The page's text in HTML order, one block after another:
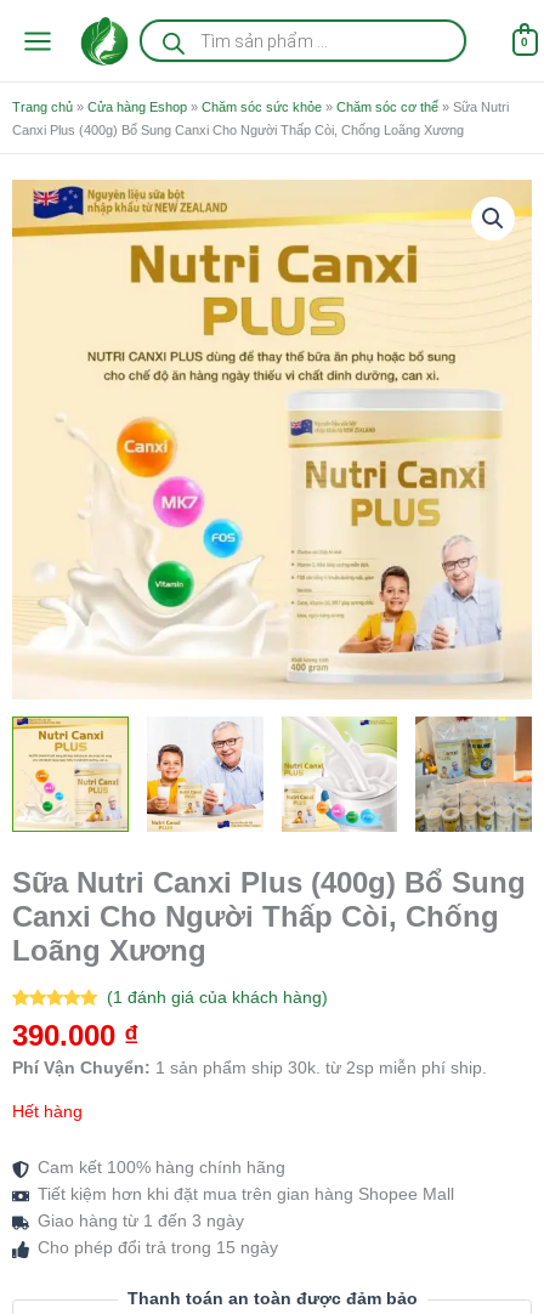
Tìm
kiếm
sản
0
Trang chủ » Cửa hàng Eshop » Chăm sóc sức khỏe » Chăm sóc cơ thể » Sữa Nutri
Canxi Plus (400g) Bổ Sung Canxi Cho Người Thấp Còi, Chống Loãng Xương
Sữa Nutri Canxi Plus (400g) Bổ Sung
Canxi Cho Người Thấp Còi, Chống
Loãng Xương
5.00 trên 5
dựa trên
1
(1đánh giá của khách hàng)
390.000 ₫
Phí Vận Chuyển: 1 sản phẩm ship 30k. từ 2sp miễn phí ship.
Hết hàng
Cam kết 100% hàng chính hãng
Tiết kiệm hơn khi đặt mua trên gian hàng Shopee Mall
Giao hàng từ 1 đến 3 ngày
Cho phép đổi trả trong 15 ngày
Thanh toán an toàn được đảm bảo